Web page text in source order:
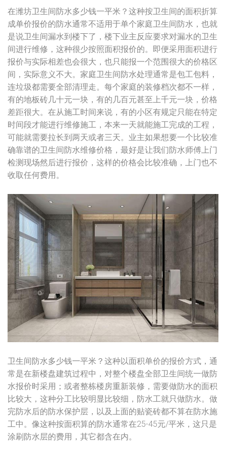
在潍坊卫生间防水多少钱一平米？这种按卫生间的面积折算
成单价报价的防水通常不适用于单个家庭卫生间防水，也就
是说卫生间漏水到楼下了，楼下业主反应要求对漏水的卫生
间进行维修，这种很少按照面积报价的。即便采用面积进行
报价与实际相差也会很大，也只能报一个范围很大的价格区
间，实际意义不大。家庭卫生间防水处理通常是包工包料，
连垃圾都需要全部清理走。每个家庭的装修档次都不一样，
有的地板砖几十元一块，有的几百元甚至上千元一块，价格
差距很大。在从施工时间来说，有的小区有规定只能在特定
时间段才能进行维修施工，本来一天就能施工完成的工程，
可能就需要拉长到两天或者三天。业主如果想要一个比较准
确靠谱的卫生间防水维修价格，最好是让我们防水师傅上门
检测现场然后进行报价，这样的价格会比较准确，上门也不
收取任何费用。
卫生间防水多少钱一平米？这种以面积单价的报价方式，通
常是在新楼盘建筑过程中，对整个楼盘全部卫生间统一做防
水报价时采用；或者整栋楼房重新装修，需要做防水的面积
比较大，这种分工比较明显比较细，防水工就只做防水。做
完防水后的防水保护层，以及上面的贴瓷砖都不算在防水施
工中。像这种按面积算的防水通常在25-45元/平米，这只是
涂刷防水层的费用，其它都含在内。